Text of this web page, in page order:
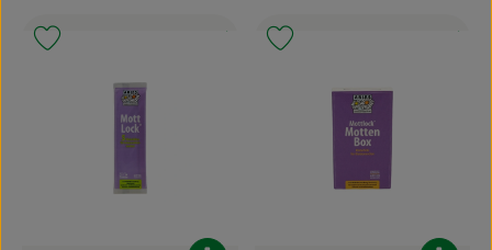
Produkt zu Favouriten hinzufügen